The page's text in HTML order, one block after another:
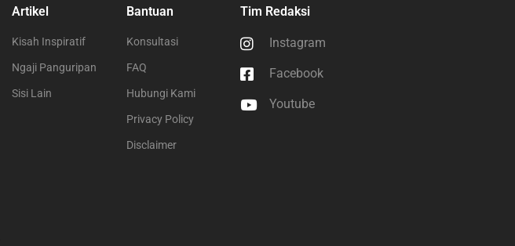
Artikel
Kisah Inspiratif
Ngaji Panguripan
Sisi Lain
Bantuan
Konsultasi
FAQ
Hubungi Kami
Privacy Policy
Disclaimer
Tim Redaksi
Instagram
Facebook
Youtube